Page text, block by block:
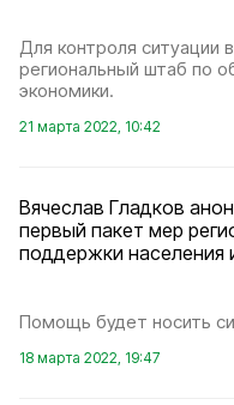
Для контроля ситуации
региональный штаб по
экономики.
21 марта 2022, 10:42
Вячеслав Гладков
первый пакет мер
поддержки населения
Помощь будет носить
18 марта 2022, 19:47